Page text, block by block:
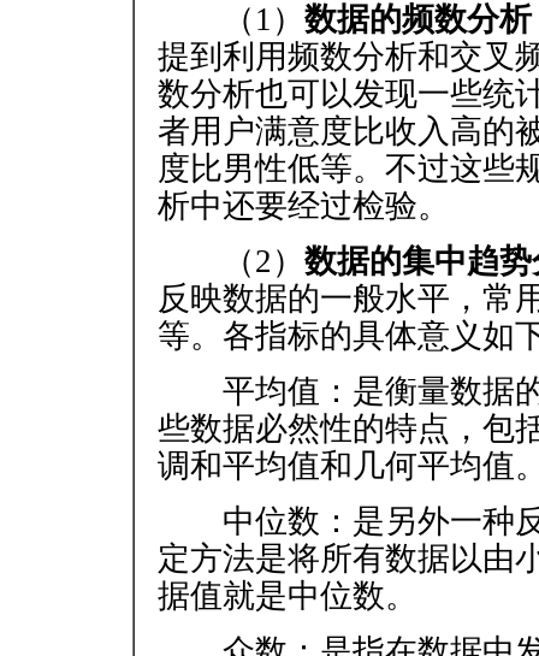
（1）数据的频数分析
提到利用频数分析和交叉
数分析也可以发现一些统
者用户满意度比收入高的
度比男性低等。不过这些
析中还要经过检验。
（2）数据的集中趋
反映数据的一般水平，常
等。各指标的具体意义如
平均值：是衡量数据
些数据必然性的特点，包
调和平均值和几何平均值
中位数：是另外一种
定方法是将所有数据以由
据值就是中位数。